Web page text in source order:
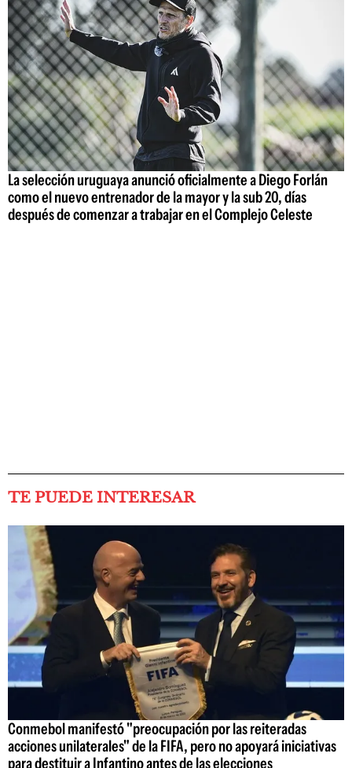
La selección uruguaya anunció oficialmente a Diego Forlán
como el nuevo entrenador de la mayor y la sub 20, días
después de comenzar a trabajar en el Complejo Celeste
TE PUEDE INTERESAR
Conmebol manifestó "preocupación por las reiteradas
acciones unilaterales" de la FIFA, pero no apoyará iniciativas
para destituir a Infantino antes de las elecciones